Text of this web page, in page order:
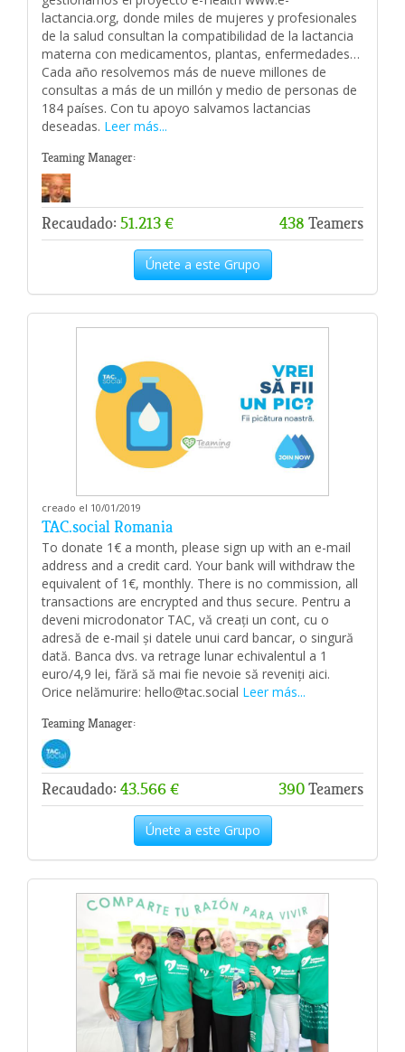
lactancia.org, donde miles de mujeres y profesionales
de la salud consultan la compatibilidad de la lactancia
materna con medicamentos, plantas, enfermedades…
Cada año resolvemos más de nueve millones de
consultas a más de un millón y medio de personas de
184 países. Con tu apoyo salvamos lactancias
deseadas. Leer más...
Teaming Manager:
Recaudado: 51.213 € 438 Teamers
Únete a este Grupo
creado el 10/01/2019
TAC.social Romania
To donate 1€ a month, please sign up with an e-mail
address and a credit card. Your bank will withdraw the
equivalent of 1€, monthly. There is no commission, all
transactions are encrypted and thus secure. Pentru a
deveni microdonator TAC, vă creați un cont, cu o
adresă de e-mail și datele unui card bancar, o singură
dată. Banca dvs. va retrage lunar echivalentul a 1
euro/4,9 lei, fără să mai fie nevoie să reveniți aici.
Orice nelămurire: hello@tac.social Leer más...
Teaming Manager:
Recaudado: 43.566 € 390Teamers
Únete a este Grupo